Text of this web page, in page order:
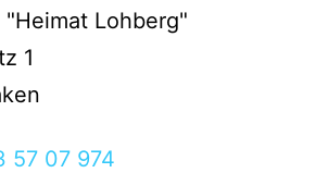
Lohberg"
1
57 07 974